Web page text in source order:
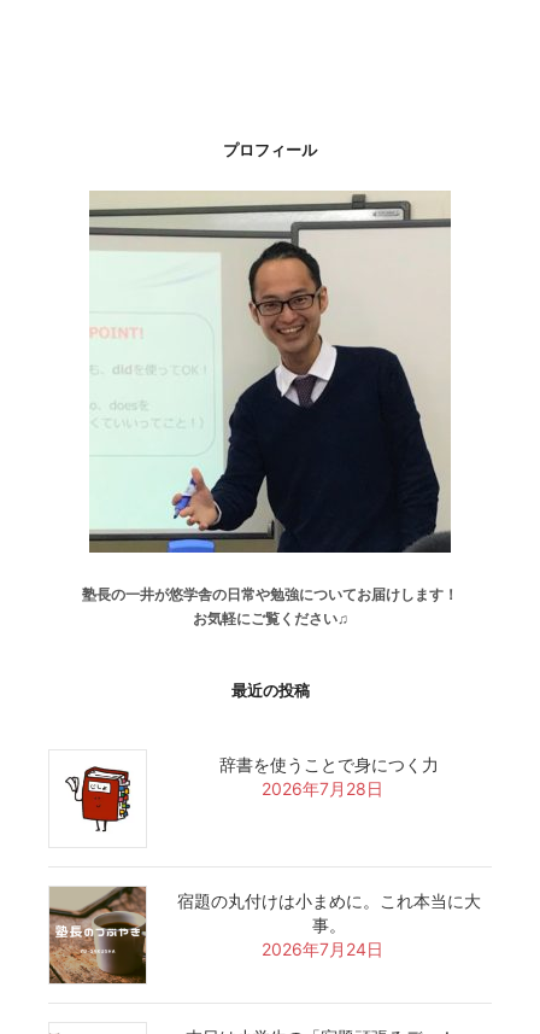
プロフィール
塾長の一井が悠学舎の日常や勉強についてお届けします！
お気軽にご覧ください♫
最近の投稿
辞書を使うことで身につく力
2026年7月28日
宿題の丸付けは小まめに。これ本当に大
事。
2026年7月24日